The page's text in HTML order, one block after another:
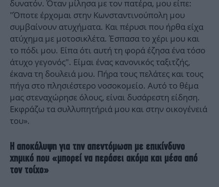
δυνατόν. Όταν μίλησα με τον πατέρα, μου είπε:
"Όποτε έρχομαι στην Κωνσταντινούπολη μου
συμβαίνουν ατυχήματα. Και πέρυσι που ήρθα είχα
ατύχημα με μοτοσικλέτα. Έσπασα το χέρι μου και
το πόδι μου. Είπα ότι αυτή τη φορά έζησα ένα τόσο
άτυχο γεγονός". Είμαι ένας κανονικός ταξιτζής,
έκανα τη δουλειά μου. Πήρα τους πελάτες και τους
πήγα στο πλησιέστερο νοσοκομείο. Αυτό το θέμα
μας στεναχώρησε όλους, είναι δυσάρεστη είδηση.
Εκφράζω τα συλλυπητήριά μου και στην οικογένειά
του».
Η αποκάλυψη για την απεντόμωση με επικίνδυνο
χημικό που «μπορεί να περάσει ακόμα και μέσα από
τον τοίχο»